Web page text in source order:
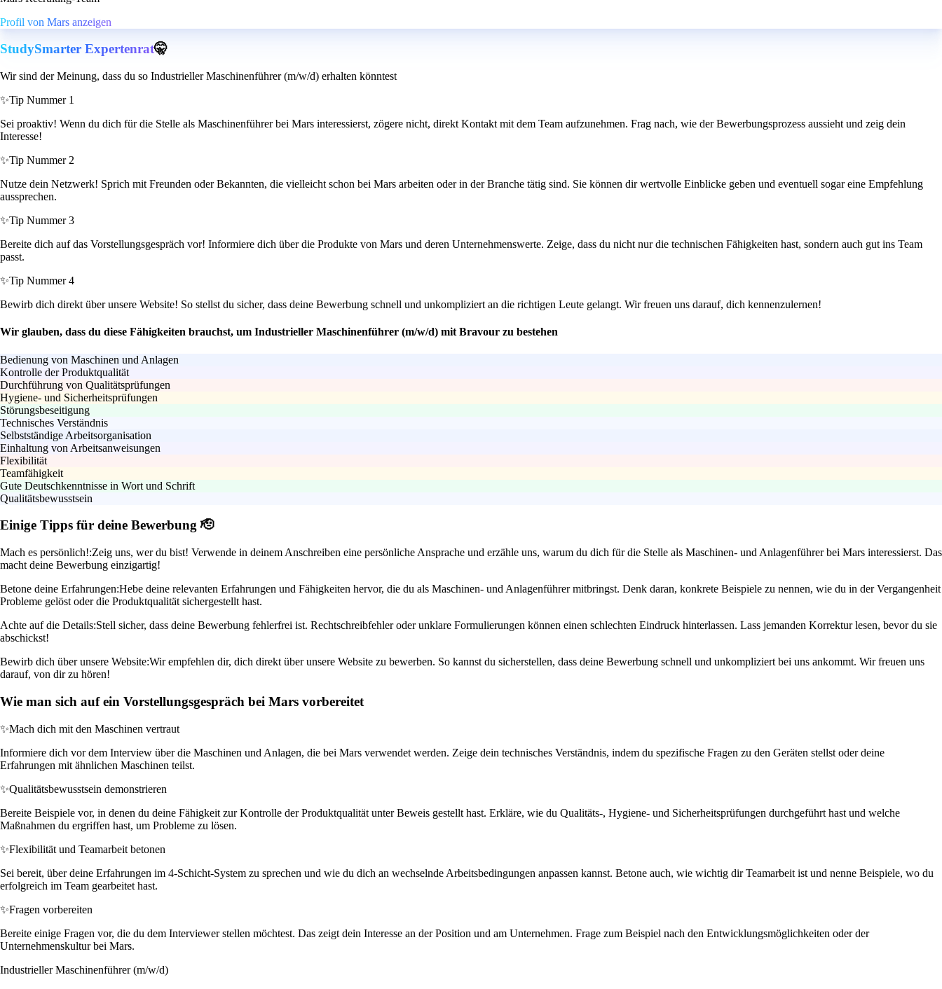
Profil von Mars anzeigen
StudySmarter Expertenrat🤫
Wir sind der Meinung, dass du so Industrieller Maschinenführer (m/w/d) erhalten könntest
✨Tip Nummer 1
Sei proaktiv! Wenn du dich für die Stelle als Maschinenführer bei Mars interessierst, zögere nicht, direkt Kontakt mit dem Team aufzunehmen. Frag nach, wie der Bewerbungsprozess aussieht und zeig dein
Interesse!
✨Tip Nummer 2
Nutze dein Netzwerk! Sprich mit Freunden oder Bekannten, die vielleicht schon bei Mars arbeiten oder in der Branche tätig sind. Sie können dir wertvolle Einblicke geben und eventuell sogar eine Empfehlung
aussprechen.
✨Tip Nummer 3
Bereite dich auf das Vorstellungsgespräch vor! Informiere dich über die Produkte von Mars und deren Unternehmenswerte. Zeige, dass du nicht nur die technischen Fähigkeiten hast, sondern auch gut ins Team
passt.
✨Tip Nummer 4
Bewirb dich direkt über unsere Website! So stellst du sicher, dass deine Bewerbung schnell und unkompliziert an die richtigen Leute gelangt. Wir freuen uns darauf, dich kennenzulernen!
Wir glauben, dass du diese Fähigkeiten brauchst, um Industrieller Maschinenführer (m/w/d) mit Bravour zu bestehen
Bedienung von Maschinen und Anlagen
Kontrolle der Produktqualität
Durchführung von Qualitätsprüfungen
Hygiene- und Sicherheitsprüfungen
Störungsbeseitigung
Technisches Verständnis
Selbstständige Arbeitsorganisation
Einhaltung von Arbeitsanweisungen
Flexibilität
Teamfähigkeit
Gute Deutschkenntnisse in Wort und Schrift
Qualitätsbewusstsein
Einige Tipps für deine Bewerbung 🫡
Mach es persönlich!:Zeig uns, wer du bist! Verwende in deinem Anschreiben eine persönliche Ansprache und erzähle uns, warum du dich für die Stelle als Maschinen- und Anlagenführer bei Mars interessierst. Das
macht deine Bewerbung einzigartig!
Betone deine Erfahrungen:Hebe deine relevanten Erfahrungen und Fähigkeiten hervor, die du als Maschinen- und Anlagenführer mitbringst. Denk daran, konkrete Beispiele zu nennen, wie du in der Vergangenheit
Probleme gelöst oder die Produktqualität sichergestellt hast.
Achte auf die Details:Stell sicher, dass deine Bewerbung fehlerfrei ist. Rechtschreibfehler oder unklare Formulierungen können einen schlechten Eindruck hinterlassen. Lass jemanden Korrektur lesen, bevor du sie
abschickst!
Bewirb dich über unsere Website:Wir empfehlen dir, dich direkt über unsere Website zu bewerben. So kannst du sicherstellen, dass deine Bewerbung schnell und unkompliziert bei uns ankommt. Wir freuen uns
darauf, von dir zu hören!
Wie man sich auf ein Vorstellungsgespräch bei Mars vorbereitet
✨Mach dich mit den Maschinen vertraut
Informiere dich vor dem Interview über die Maschinen und Anlagen, die bei Mars verwendet werden. Zeige dein technisches Verständnis, indem du spezifische Fragen zu den Geräten stellst oder deine
Erfahrungen mit ähnlichen Maschinen teilst.
✨Qualitätsbewusstsein demonstrieren
Bereite Beispiele vor, in denen du deine Fähigkeit zur Kontrolle der Produktqualität unter Beweis gestellt hast. Erkläre, wie du Qualitäts-, Hygiene- und Sicherheitsprüfungen durchgeführt hast und welche
Maßnahmen du ergriffen hast, um Probleme zu lösen.
✨Flexibilität und Teamarbeit betonen
Sei bereit, über deine Erfahrungen im 4-Schicht-System zu sprechen und wie du dich an wechselnde Arbeitsbedingungen anpassen kannst. Betone auch, wie wichtig dir Teamarbeit ist und nenne Beispiele, wo du
erfolgreich im Team gearbeitet hast.
✨Fragen vorbereiten
Bereite einige Fragen vor, die du dem Interviewer stellen möchtest. Das zeigt dein Interesse an der Position und am Unternehmen. Frage zum Beispiel nach den Entwicklungsmöglichkeiten oder der
Unternehmenskultur bei Mars.
Industrieller Maschinenführer (m/w/d)